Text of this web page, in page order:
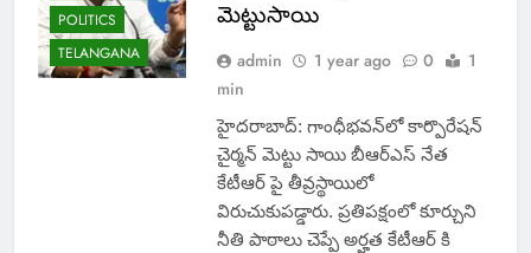
POLITICS
TELANGANA
మెట్టుసాయి
admin 1 year ago 0
1
min
హైదరాబాద్: గాంధీభవన్‌లో కార్పొరేషన్
చైర్మన్ మెట్టు సాయి బీఆర్ఎస్ నేత
కేటీఆర్ పై తీవ్రస్థాయిలో
విరుచుకుపడ్డారు. ప్రతిపక్షంలో కూర్చుని
నీతి పాఠాలు చెప్పే అర్హత కేటీఆర్ కి